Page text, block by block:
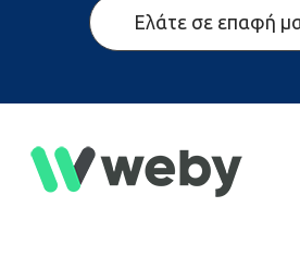
Ελάτε σε επαφή